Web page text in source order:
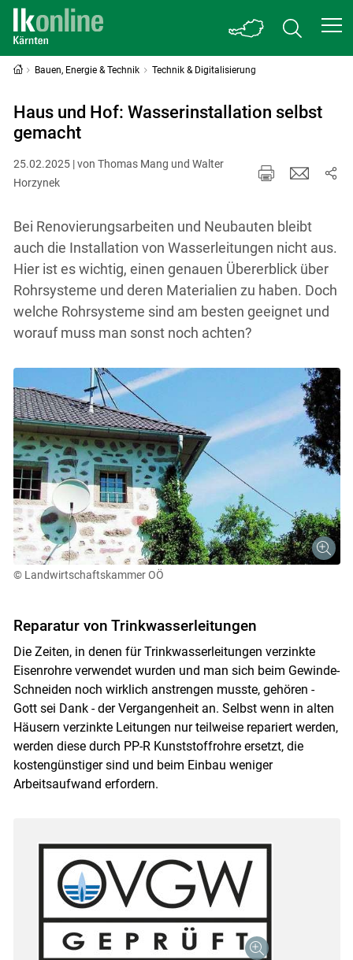
Bauen, Energie & Technik Technik & Digitalisierung
Haus und Hof: Wasserinstallation selbst
gemacht
25.02.2025 | von Thomas Mang und Walter
Horzynek
Bei Renovierungsarbeiten und Neubauten bleibt
auch die Installation von Wasserleitungen nicht aus.
Hier ist es wichtig, einen genauen Übererblick über
Rohrsysteme und deren Materialien zu haben. Doch
welche Rohrsysteme sind am besten geeignet und
worauf muss man sonst noch achten?
© Landwirtschaftskammer OÖ
Reparatur von Trinkwasserleitungen
Die Zeiten, in denen für Trinkwasserleitungen verzinkte
Eisenrohre verwendet wurden und man sich beim Gewinde-
Schneiden noch wirklich anstrengen musste, gehören -
Gott sei Dank - der Vergangenheit an. Selbst wenn in alten
Häusern verzinkte Leitungen nur teilweise repariert werden,
werden diese durch PP-R Kunststoffrohre ersetzt, die
kostengünstiger sind und beim Einbau weniger
Arbeitsaufwand erfordern.